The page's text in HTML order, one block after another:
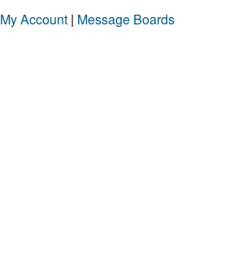
My Account | Message Boards